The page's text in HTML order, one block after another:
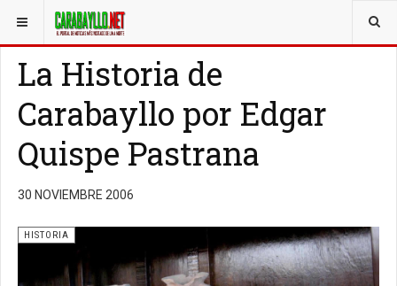
ESTÁ AQUÍ: CARABAYLLO INFO
La Historia de
Carabayllo por Edgar
Quispe Pastrana
30 NOVIEMBRE 2006
HISTORIA